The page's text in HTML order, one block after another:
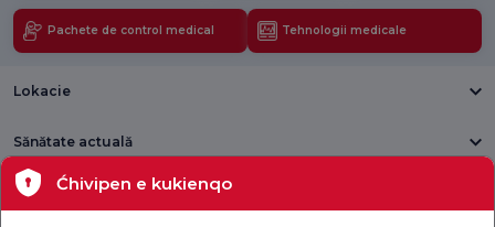
Pachete de control medical Tehnologii medicale
Lokacie
Sănătate actuală
Unități medicale
Ćhivipen e kukienqo